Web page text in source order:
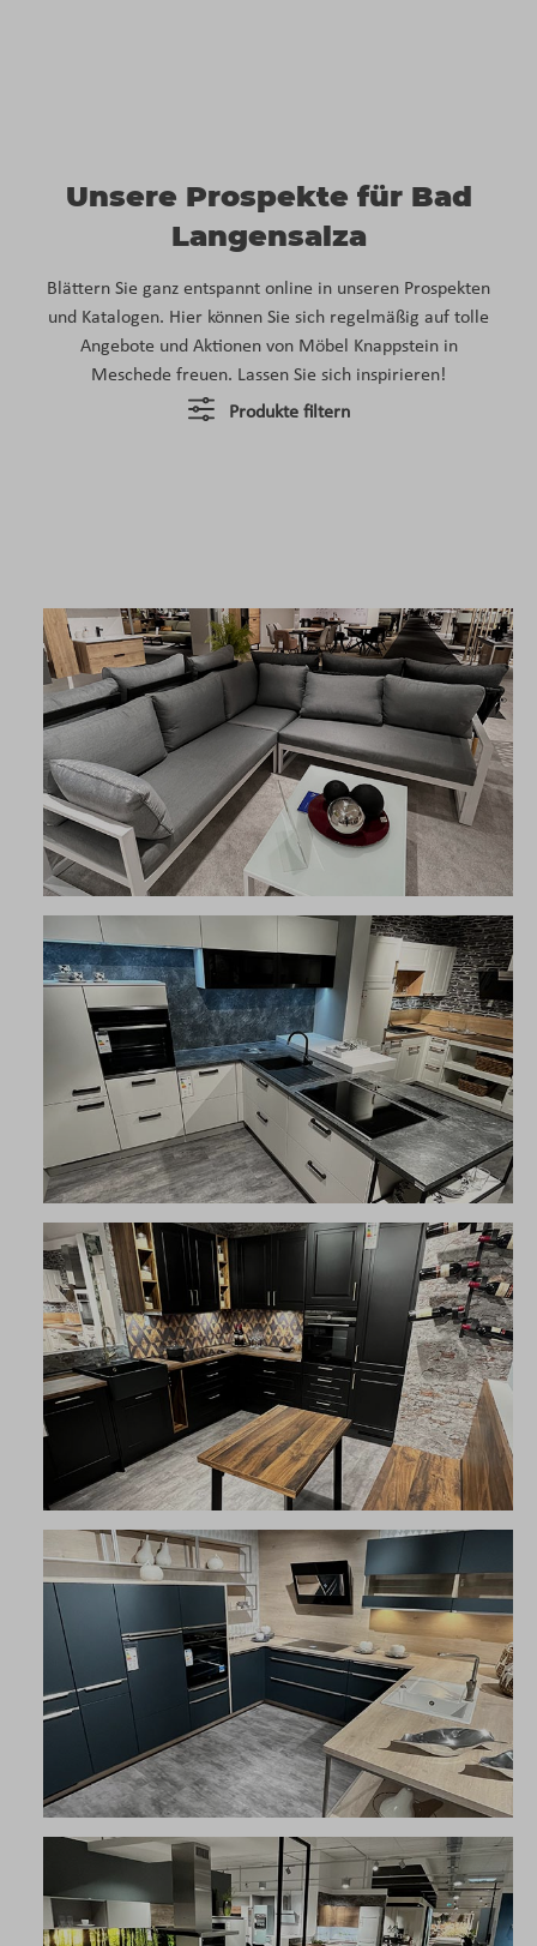
Unsere Prospekte für Bad
Langensalza
Blättern Sie ganz entspannt online in unseren Prospekten
und Katalogen. Hier können Sie sich regelmäßig auf tolle
Angebote und Aktionen von Möbel Knappstein in
Meschede freuen. Lassen Sie sich inspirieren!
Produkte filtern